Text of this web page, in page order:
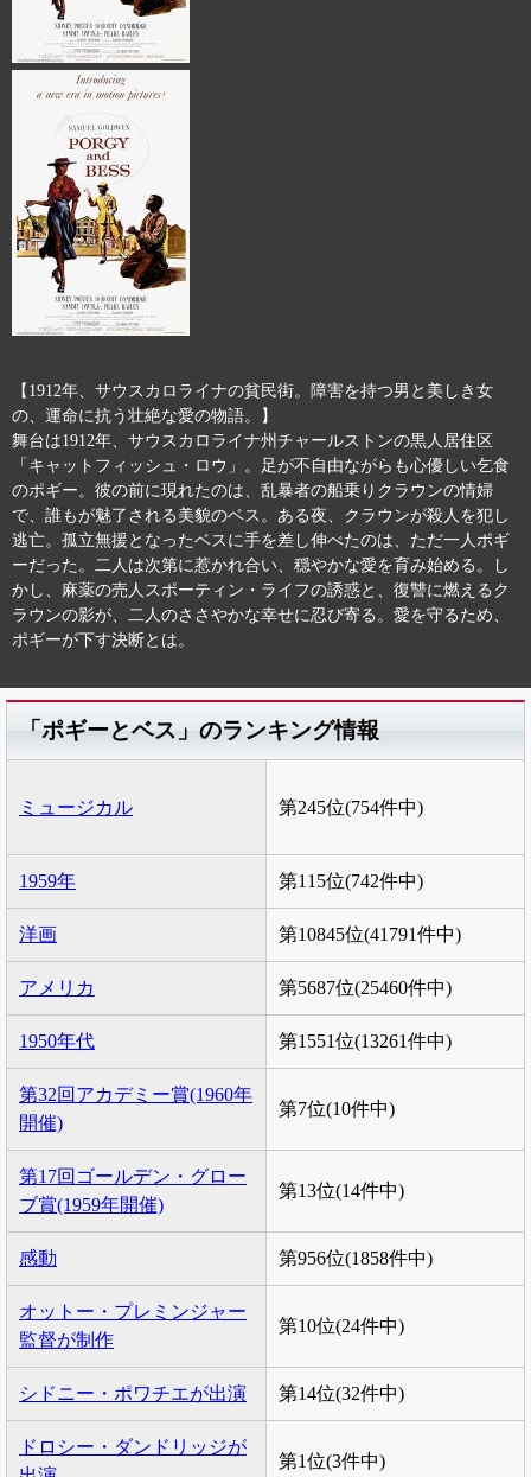
【1912年、サウスカロライナの貧民街。障害を持つ男と美しき女
の、運命に抗う壮絶な愛の物語。】
舞台は1912年、サウスカロライナ州チャールストンの黒人居住区
「キャットフィッシュ・ロウ」。足が不自由ながらも心優しい乞食
のポギー。彼の前に現れたのは、乱暴者の船乗りクラウンの情婦
で、誰もが魅了される美貌のベス。ある夜、クラウンが殺人を犯し
逃亡。孤立無援となったベスに手を差し伸べたのは、ただ一人ポギ
ーだった。二人は次第に惹かれ合い、穏やかな愛を育み始める。し
かし、麻薬の売人スポーティン・ライフの誘惑と、復讐に燃えるク
ラウンの影が、二人のささやかな幸せに忍び寄る。愛を守るため、
ポギーが下す決断とは。
「ポギーとベス」のランキング情報
ミュージカル 第245位(754件中)
1959年 第115位(742件中)
洋画 第10845位(41791件中)
アメリカ 第5687位(25460件中)
1950年代 第1551位(13261件中)
第32回アカデミー賞(1960年
開催)
第7位(10件中)
第17回ゴールデン・グロー
ブ賞(1959年開催)
第13位(14件中)
感動 第956位(1858件中)
オットー・プレミンジャー
監督が制作
第10位(24件中)
シドニー・ポワチエが出演 第14位(32件中)
ドロシー・ダンドリッジが
第1位(3件中)